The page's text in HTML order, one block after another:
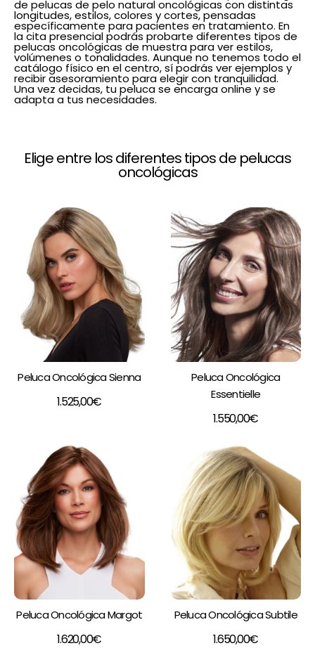
de pelucas de pelo natural oncológicas con distintas
longitudes, estilos, colores y cortes, pensadas
específicamente para pacientes en tratamiento. En
la cita presencial podrás probarte diferentes tipos de
pelucas oncológicas de muestra para ver estilos,
volúmenes o tonalidades. Aunque no tenemos todo el
catálogo físico en el centro, sí podrás ver ejemplos y
recibir asesoramiento para elegir con tranquilidad.
Una vez decidas, tu peluca se encarga online y se
adapta a tus necesidades.
Elige entre los diferentes tipos de pelucas
oncológicas
Peluca Oncológica Sienna
1.525,00€
Peluca Oncológica
Essentielle
1.550,00€
Peluca Oncológica Margot
1.620,00€
Peluca Oncológica Subtile
1.650,00€